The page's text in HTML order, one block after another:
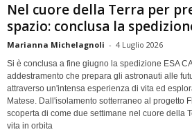
Nel cuore della Terra per
spazio: conclusa la
Marianna Michelagnoli - 4 Luglio 2026
Si è conclusa a fine giugno la spedizione ESA
addestramento che prepara gli astronauti alle
attraverso un'intensa esperienza di vita ed
Matese. Dall'isolamento sotterraneo al progetto
scoperta di come due settimane nel cuore della
vita in orbita